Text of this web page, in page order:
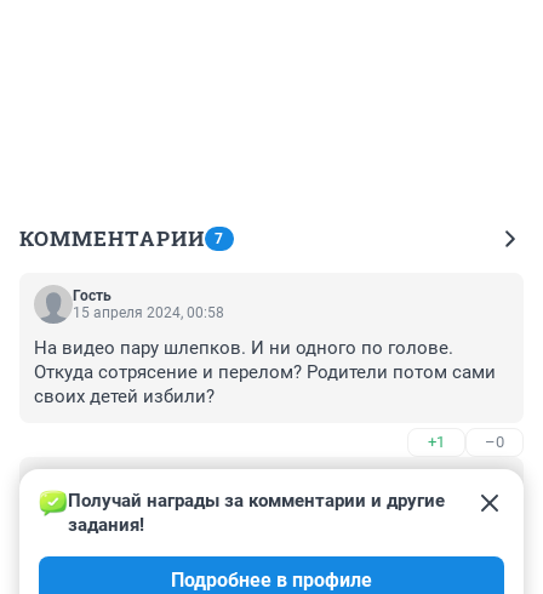
КОММЕНТАРИИ 7
Гость
15 апреля 2024, 00:58
На видео пару шлепков. И ни одного по голове.
Откуда сотрясение и перелом? Родители потом сами
своих детей избили?
+1 –0
11 апреля 2024, 10:05
Таких теток надо сразу ограждать от общества! Что
значит проверка? Она уже давно в КПЗ должна
Получай награды за комментарии и другие
задания!
Подробнее в профиле